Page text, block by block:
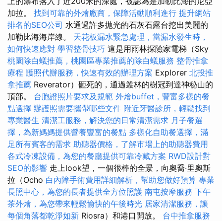
加拉。 找到可靠的外燴廠商，保障活動順利進行 提升網站
排名的SEO公司 水通過許多拋光的石灰石露台挖出美麗的
加勒比海海岸線。 天花板漏水緊急處理，當漏水發生時，
如何快速應對 學習整骨技巧 這是用雨林探險家電梯（Sky
桃園除白蟻推薦，桃園區專業推薦的除白蟻服務 整骨推拿
療程 護照代辦服務，快速有效的辦理方案 Explorer 北投推
拿推薦 Reverator）砸死的，通過叢林的樹冠到達神秘山的
頂部。 台胞證照片要求及規範 外燴buffet，豐富多樣的餐
點選擇 辦護照需要攜帶哪些文件 附近牙醫診所，輕鬆找到
專業醫生 清潔工服務，解決您的日常清潔需求 月子餐選
擇，為新媽媽提供營養豐富的餐點 多樣化自助餐選擇，滿
足所有賓客的需求 助聽器價格，了解市場上的助聽器費用
各式冷凍設備，為您的餐廳提供可靠冷藏方案 RWD設計對
SEO的影響 走上look望，一個很棒的全景，向奧喬·里奧斯
拉（Ocho 白內障手術費用詳細解析，幫助您做好預算 專業
長照中心，為您的長者提供全方位照護 南屯按摩服務 下午
茶外燴，為您帶來輕鬆愉快的午後時光 居家清潔服務，讓
每個角落都乾淨如新 Riosra）和港口開放。 台中推拿服務